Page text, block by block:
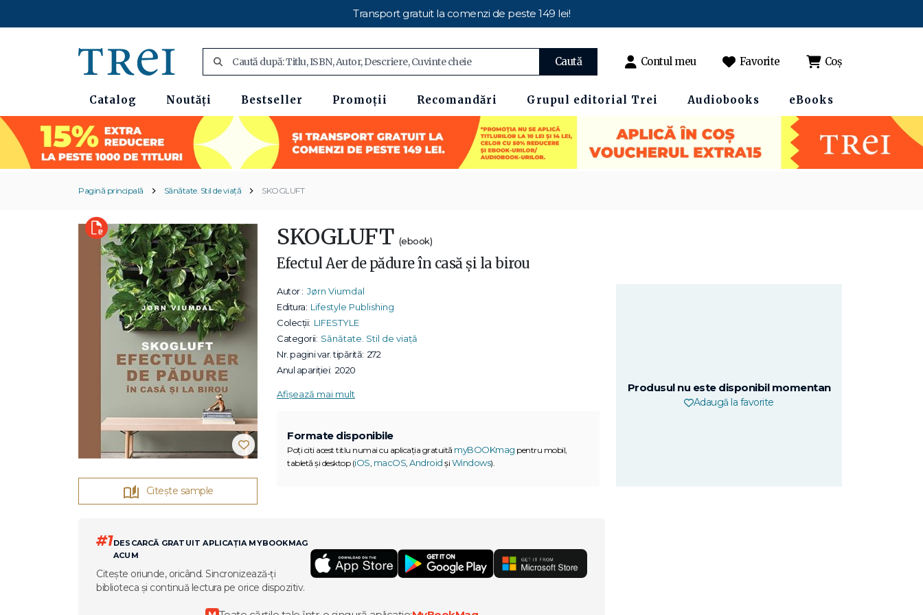
Transport gratuit la comenzi de peste 149 lei!
Caută Contul meu Favorite Coș
Catalog Noutăți Bestseller Promoții Recomandări Grupul editorial Trei Audiobooks eBooks
Pagină principală Sănătate. Stil de viață SKOGLUFT
Citește sample
SKOGLUFT (ebook)
Efectul Aer de pădure în casă și la birou
Autor : Jørn Viumdal
Editura: Lifestyle Publishing
Colecții: LIFESTYLE
Categorii: Sănătate. Stil de viață
Nr. pagini var. tipărită: 272
Anul apariției: 2020
Afișează mai mult
Formate disponibile
Poți citi acest titlu numai cu aplicația gratuită myBOOKmag pentru mobil,
tabletă și desktop (iOS, macOS, Android și Windows).
Produsul nu este disponibil momentan
Adaugă la favorite
#1DESCARCĂ GRATUIT APLICAȚIA MYBOOKMAG
ACUM
Citește oriunde, oricând. Sincronizează-ți
biblioteca și continuă lectura pe orice dispozitiv.